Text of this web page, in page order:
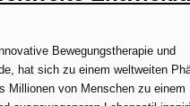
Bewegungstherapie und
hat sich zu einem weltweiten
Millionen von Menschen zu einem